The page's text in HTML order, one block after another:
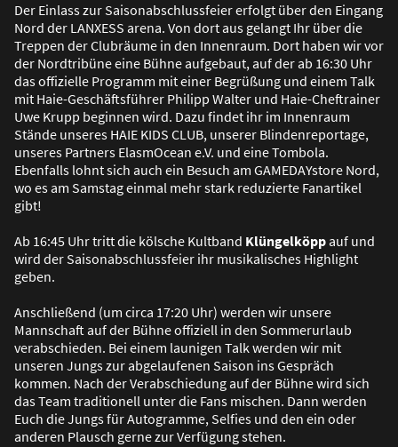
Der Einlass zur Saisonabschlussfeier erfolgt über den Eingang
Nord der LANXESS arena. Von dort aus gelangt Ihr über die
Treppen der Clubräume in den Innenraum. Dort haben wir vor
der Nordtribüne eine Bühne aufgebaut, auf der ab 16:30 Uhr
das offizielle Programm mit einer Begrüßung und einem Talk
mit Haie-Geschäftsführer Philipp Walter und Haie-Cheftrainer
Uwe Krupp beginnen wird. Dazu findet ihr im Innenraum
Stände unseres HAIE KIDS CLUB, unserer Blindenreportage,
unseres Partners ElasmOcean e.V. und eine Tombola.
Ebenfalls lohnt sich auch ein Besuch am GAMEDAYstore Nord,
wo es am Samstag einmal mehr stark reduzierte Fanartikel
gibt!
Ab 16:45 Uhr tritt die kölsche Kultband Klüngelköppauf und
wird der Saisonabschlussfeier ihr musikalisches Highlight
geben.
Anschließend (um circa 17:20 Uhr) werden wir unsere
Mannschaft auf der Bühne offiziell in den Sommerurlaub
verabschieden. Bei einem launigen Talk werden wir mit
unseren Jungs zur abgelaufenen Saison ins Gespräch
kommen. Nach der Verabschiedung auf der Bühne wird sich
das Team traditionell unter die Fans mischen. Dann werden
Euch die Jungs für Autogramme, Selfies und den ein oder
anderen Plausch gerne zur Verfügung stehen.